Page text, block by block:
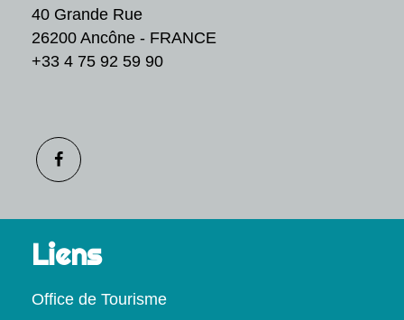
40 Grande Rue
26200 Ancône - FRANCE
+33 4 75 92 59 90
Liens
Office de Tourisme